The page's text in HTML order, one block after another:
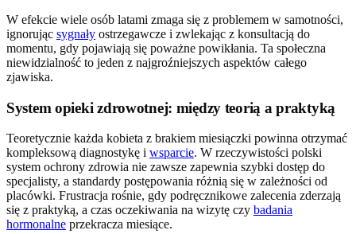
W efekcie wiele osób latami zmaga się z problemem w samotności,
ignorując sygnały ostrzegawcze i zwlekając z konsultacją do
momentu, gdy pojawiają się poważne powikłania. Ta społeczna
niewidzialność to jeden z najgroźniejszych aspektów całego
zjawiska.
System opieki zdrowotnej: między teorią a praktyką
Teoretycznie każda kobieta z brakiem miesiączki powinna otrzymać
kompleksową diagnostykę i wsparcie. W rzeczywistości polski
system ochrony zdrowia nie zawsze zapewnia szybki dostęp do
specjalisty, a standardy postępowania różnią się w zależności od
placówki. Frustracja rośnie, gdy podręcznikowe zalecenia zderzają
się z praktyką, a czas oczekiwania na wizytę czy badania
hormonalne przekracza miesiące.